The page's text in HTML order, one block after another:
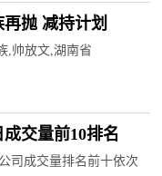
抛 减持计划
,帅放文,湖南省
交量前10排名
司成交量排名前十依次